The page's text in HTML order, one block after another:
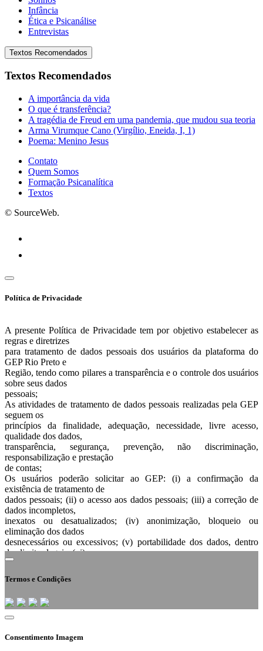
Infância
Ética e Psicanálise
Entrevistas
Textos Recomendados
Textos Recomendados
A importância da vida
O que é transferência?
A tragédia de Freud em uma pandemia, que mudou sua teoria
Arma Virumque Cano (Virgílio, Eneida, I, 1)
Poema: Menino Jesus
Contato
Quem Somos
Formação Psicanalítica
Textos
© SourceWeb.
Política de Privacidade
A presente Política de Privacidade tem por objetivo estabelecer as
regras e diretrizes
para tratamento de dados pessoais dos usuários da plataforma do
GEP Rio Preto e
Região, tendo como pilares a transparência e o controle dos usuários
sobre seus dados
pessoais;
As atividades de tratamento de dados pessoais realizadas pela GEP
seguem os
princípios da finalidade, adequação, necessidade, livre acesso,
qualidade dos dados,
transparência, segurança, prevenção, não discriminação,
responsabilização e prestação
de contas;
Os usuários poderão solicitar ao GEP: (i) a confirmação da
existência de tratamento de
dados pessoais; (ii) o acesso aos dados pessoais; (iii) a correção de
dados incompletos,
inexatos ou desatualizados; (iv) anonimização, bloqueio ou
eliminação dos dados
desnecessários ou excessivos; (v) portabilidade dos dados, dentro
dos limites legais; (vi)
informação sobre a possibilidade de não fornecer consentimento e as
consequências, e; (vii) revogação do consentimento;
informações
pessoais dos usuários contra perda, roubo ou qualquer modalidade
como contra acesso não autorizado, divulgação, alteração e
Termos e Condições
Consentimento Imagem